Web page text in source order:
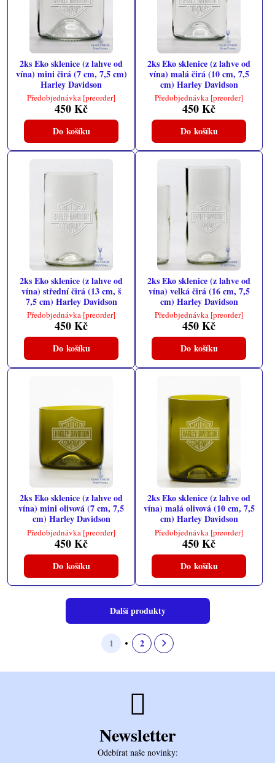
2ks Eko sklenice (z lahve od
vína) mini čirá (7 cm, 7,5 cm)
Harley Davidson
Předobjednávka [preorder]
450 Kč
Do košíku
2ks Eko sklenice (z lahve od
vína) malá čirá (10 cm, 7,5
cm) Harley Davidson
Předobjednávka [preorder]
450 Kč
Do košíku
2ks Eko sklenice (z lahve od
vína) střední čirá (13 cm, š
7,5 cm) Harley Davidson
Předobjednávka [preorder]
450 Kč
Do košíku
2ks Eko sklenice (z lahve od
vína) velká čirá (16 cm, 7,5
cm) Harley Davidson
Předobjednávka [preorder]
450 Kč
Do košíku
2ks Eko sklenice (z lahve od
vína) mini olivová (7 cm, 7,5
cm) Harley Davidson
Předobjednávka [preorder]
450 Kč
Do košíku
2ks Eko sklenice (z lahve od
vína) malá olivová (10 cm, 7,5
cm) Harley Davidson
Předobjednávka [preorder]
450 Kč
Do košíku
Další produkty
1 2
Newsletter
Odebírat naše novinky: